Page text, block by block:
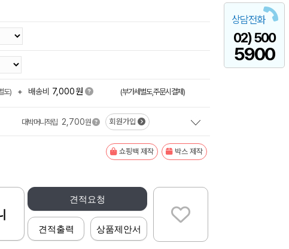
상담전화
02) 500
5900
도) + 배송비 7,000원 (부가세별도,주문시결제)
대박머니적립 2,700원 회원가입
쇼핑백 제작 박스 제작
견적요청
견적출력 상품제안서